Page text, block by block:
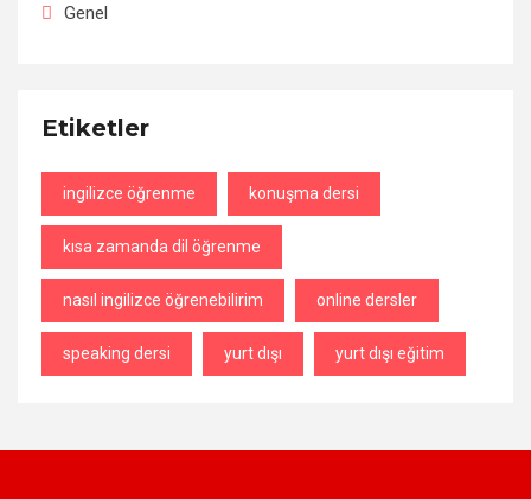
Genel
Etiketler
ingilizce öğrenme konuşma dersi
kısa zamanda dil öğrenme
nasıl ingilizce öğrenebilirim online dersler
speaking dersi yurt dışı yurt dışı eğitim